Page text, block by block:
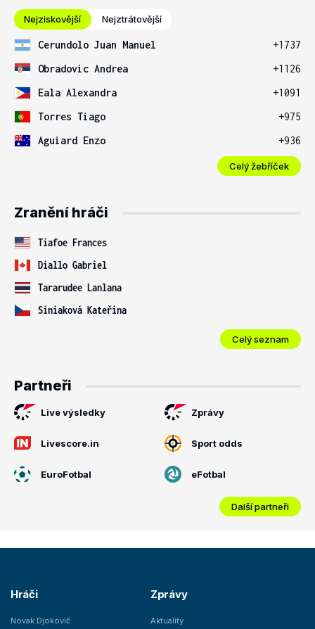
Nejziskovější Nejztrátovější
Cerundolo Juan Manuel
+1737
Obradovic Andrea
+1126
Eala Alexandra
+1091
Torres Tiago
+975
Aguiard Enzo
+936
Celý žebříček
Zranění hráči
Tiafoe Frances
Diallo Gabriel
Tararudee Lanlana
Siniaková Kateřina
Celý seznam
Partneři
Live výsledky Zprávy
Livescore.in Sport odds
EuroFotbal eFotbal
Další partneři
Hráči
Novak Djokovič
Zprávy
Aktuality